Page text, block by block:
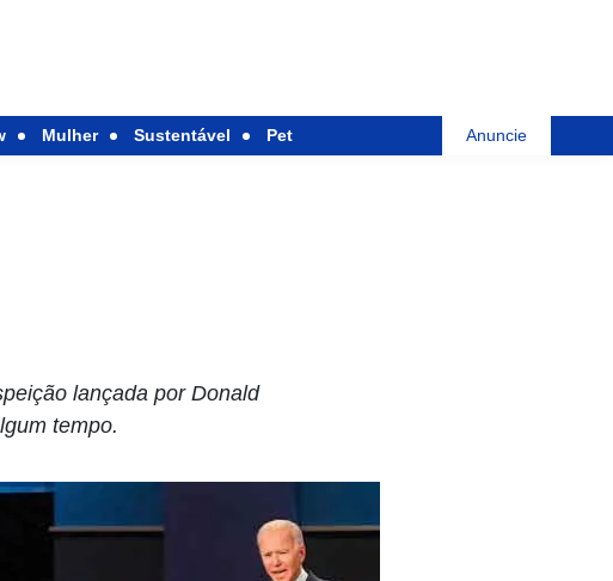
Mulher Sustentável Pet Anuncie
lançada por Donald
tempo.